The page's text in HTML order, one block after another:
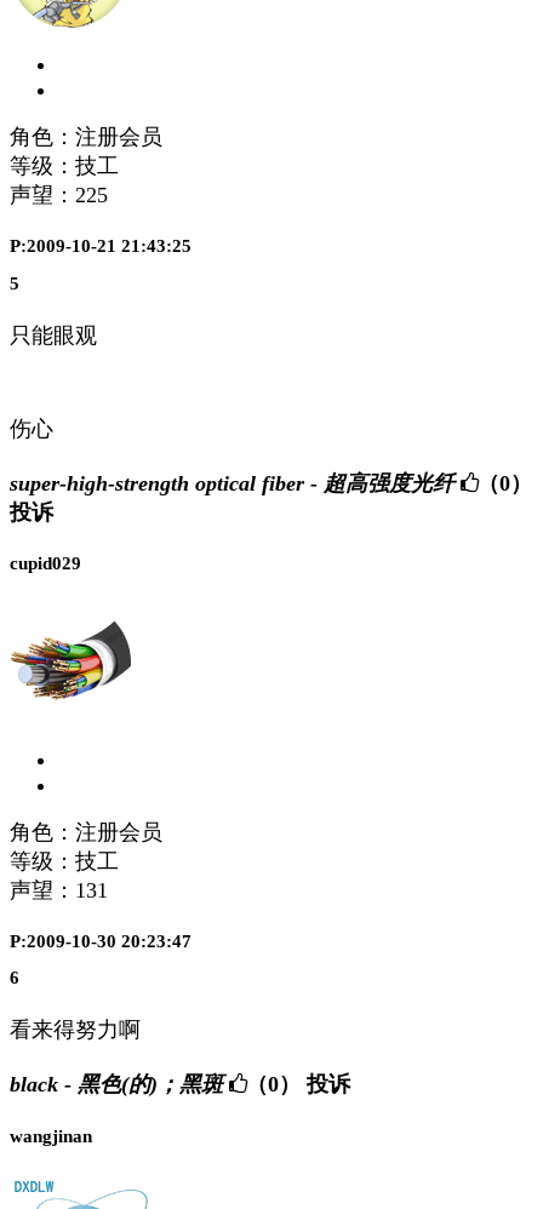
角色：注册会员
等级：技工
声望： 225
P:2009-10-21 21:43:25
5
只能眼观
伤心
super-high-strength optical fiber - 超高强度光纤
（0）
投诉
cupid029
角色：注册会员
等级：技工
声望： 131
P:2009-10-30 20:23:47
6
看来得努力啊
black - 黑色(的)；黑斑 （0） 投诉
wangjinan